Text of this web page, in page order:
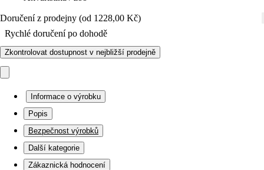
Doručení z prodejny (od 1228,00 Kč)
Rychlé doručení po dohodě
Zkontrolovat dostupnost v nejbližší prodejně
Informace o výrobku
Popis
Bezpečnost výrobků
Další kategorie
Zákaznická hodnocení